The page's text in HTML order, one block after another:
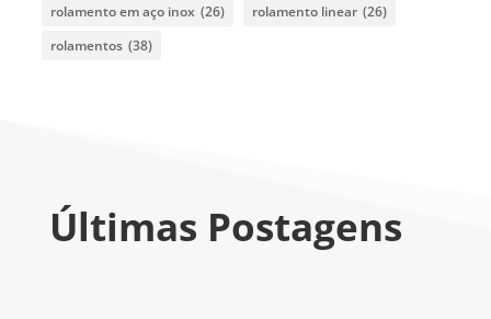
rolamento em aço inox (26) rolamento linear (26)
rolamentos (38)
Últimas Postagens